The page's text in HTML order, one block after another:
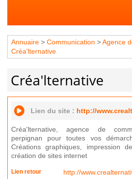
Annuaire > Communication >Agence
Créa'lternative
Créa'lternative
Lien du site : http://
Créa'lternative, agence de
perpignan pour toutes vos
Créations graphiques, impression
création de sites internet
Lien retour http://